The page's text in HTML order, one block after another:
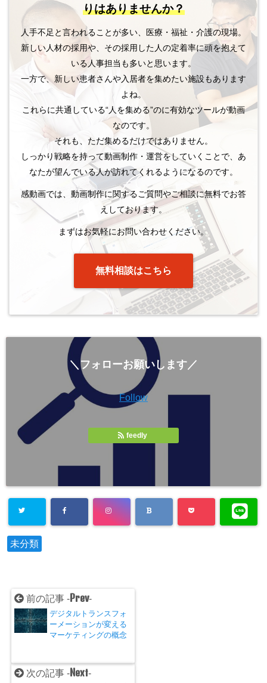
りはありませんか？
人手不足と言われることが多い、医療・福祉・介護の現場。
新しい人材の採用や、その採用した人の定着率に頭を抱えて
いる人事担当も多いと思います。
一方で、新しい患者さんや入居者を集めたい施設もあります
よね。
これらに共通している“人を集める”のに有効なツールが動画
なのです。
それも、ただ集めるだけではありません。
しっかり戦略を持って動画制作・運営をしていくことで、あ
なたが望んでいる人が訪れてくれるようになるのです。
感動画では、動画制作に関するご質問やご相談に無料でお答
えしております。
まずはお気軽にお問い合わせください。
無料相談はこちら
＼フォローお願いします／
Follow
feedly
未分類
前の記事 - Prev-
デジタルトランスフォ
ーメーションが変える
マーケティングの概念
次の記事 - Next-